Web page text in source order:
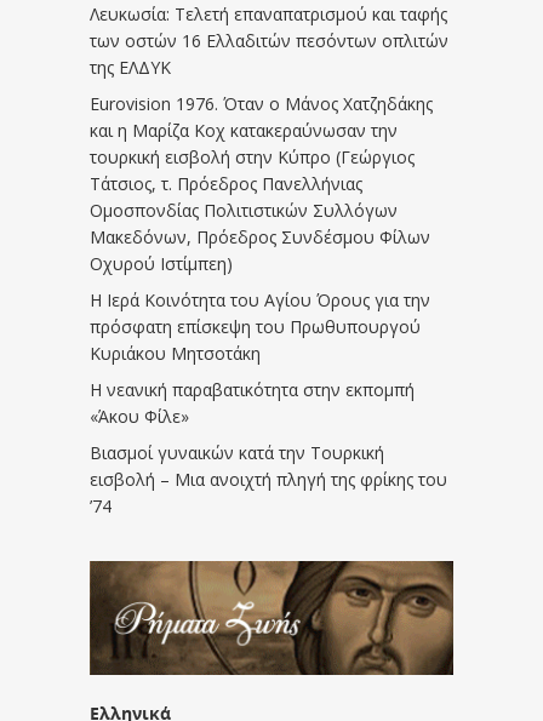
Λευκωσία: Τελετή επαναπατρισμού και ταφής
των οστών 16 Ελλαδιτών πεσόντων οπλιτών
της ΕΛΔΥΚ
Eurovision 1976. Όταν ο Μάνος Χατζηδάκης
και η Μαρίζα Κοχ κατακεραύνωσαν την
τουρκική εισβολή στην Κύπρο (Γεώργιος
Τάτσιος, τ. Πρόεδρος Πανελλήνιας
Ομοσπονδίας Πολιτιστικών Συλλόγων
Μακεδόνων, Πρόεδρος Συνδέσμου Φίλων
Οχυρού Ιστίμπεη)
Η Ιερά Κοινότητα του Αγίου Όρους για την
πρόσφατη επίσκεψη του Πρωθυπουργού
Κυριάκου Μητσοτάκη
Η νεανική παραβατικότητα στην εκπομπή
«Άκου Φίλε»
Βιασμοί γυναικών κατά την Τουρκική
εισβολή – Μια ανοιχτή πληγή της φρίκης του
’74
Ελληνικά